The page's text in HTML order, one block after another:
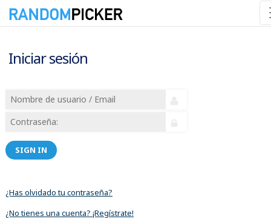
Iniciar sesión
SIGN IN
¿Has olvidado tu contraseña?
¿No tienes una cuenta? ¡Regístrate!